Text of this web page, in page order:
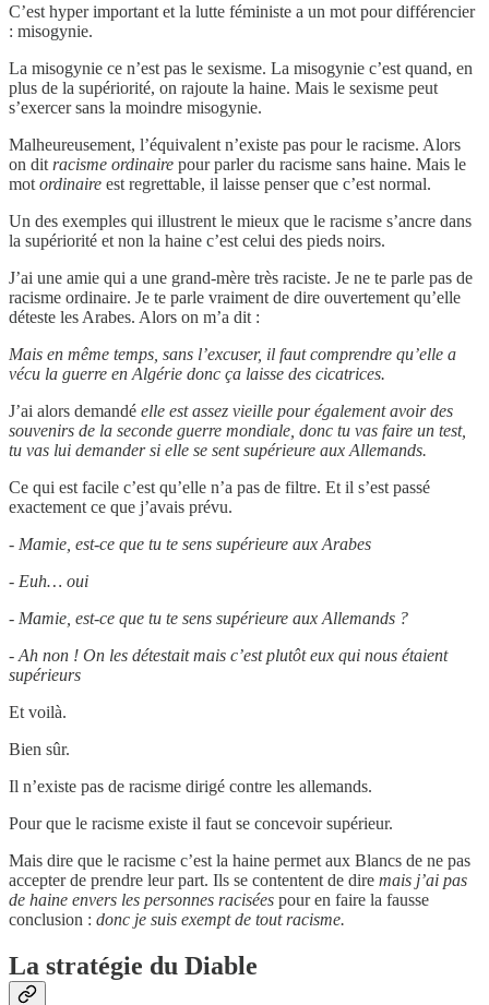
C’est hyper important et la lutte féministe a un mot pour différencier
: misogynie.
La misogynie ce n’est pas le sexisme. La misogynie c’est quand, en
plus de la supériorité, on rajoute la haine. Mais le sexisme peut
s’exercer sans la moindre misogynie.
Malheureusement, l’équivalent n’existe pas pour le racisme. Alors
on dit racisme ordinaire pour parler du racisme sans haine. Mais le
mot ordinaire est regrettable, il laisse penser que c’est normal.
Un des exemples qui illustrent le mieux que le racisme s’ancre dans
la supériorité et non la haine c’est celui des pieds noirs.
J’ai une amie qui a une grand-mère très raciste. Je ne te parle pas de
racisme ordinaire. Je te parle vraiment de dire ouvertement qu’elle
déteste les Arabes. Alors on m’a dit :
Mais en même temps, sans l’excuser, il faut comprendre qu’elle a
vécu la guerre en Algérie donc ça laisse des cicatrices.
J’ai alors demandé elle est assez vieille pour également avoir des
souvenirs de la seconde guerre mondiale, donc tu vas faire un test,
tu vas lui demander si elle se sent supérieure aux Allemands.
Ce qui est facile c’est qu’elle n’a pas de filtre. Et il s’est passé
exactement ce que j’avais prévu.
- Mamie, est-ce que tu te sens supérieure aux Arabes
- Euh… oui
- Mamie, est-ce que tu te sens supérieure aux Allemands ?
- Ah non ! On les détestait mais c’est plutôt eux qui nous étaient
supérieurs
Et voilà.
Bien sûr.
Il n’existe pas de racisme dirigé contre les allemands.
Pour que le racisme existe il faut se concevoir supérieur.
Mais dire que le racisme c’est la haine permet aux Blancs de ne pas
accepter de prendre leur part. Ils se contentent de dire mais j’ai pas
de haine envers les personnes racisées pour en faire la fausse
conclusion : donc je suis exempt de tout racisme.
La stratégie du Diable